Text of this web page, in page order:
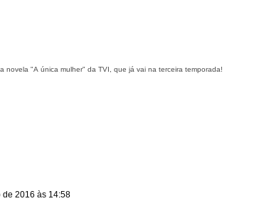
novela "A única mulher" da TVI, que já vai na terceira temporada!
de 2016 às 14:58